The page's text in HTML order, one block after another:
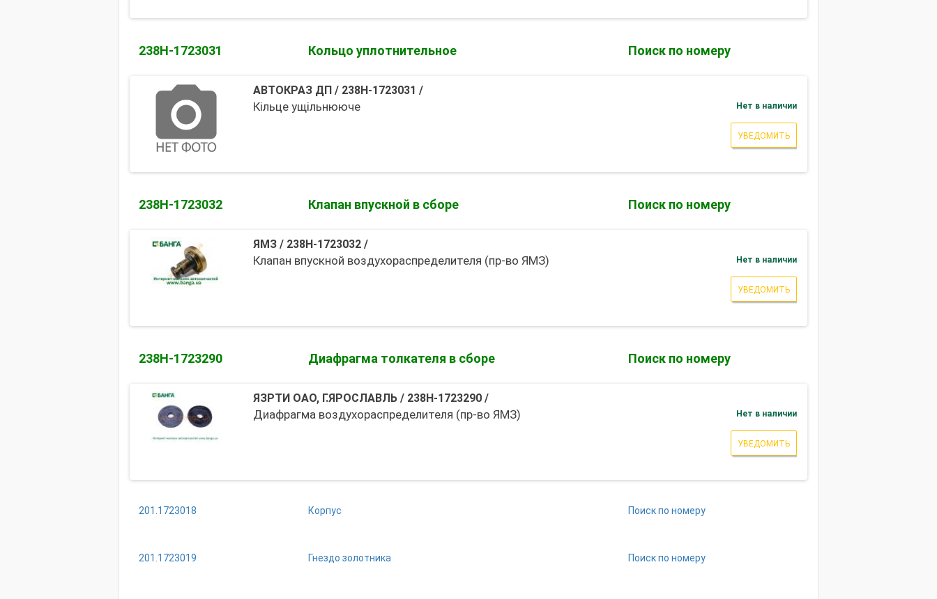
238Н-1723031 Кольцо уплотнительное Поиск по номеру
АВТОКРАЗ ДП/ 238Н-1723031 /
Кільце ущільнююче Нет в наличии
УВЕДОМИТЬ
238Н-1723032 Клапан впускной в сборе Поиск по номеру
ЯМЗ/ 238Н-1723032/
Клапан впускной воздухораспределителя (пр-во ЯМЗ) Нет в наличии
УВЕДОМИТЬ
238Н-1723290 Диафрагма толкателя в сборе Поиск по номеру
ЯЗРТИ ОАО, Г.ЯРОСЛАВЛЬ/ 238Н-1723290/
Диафрагма воздухораспределителя (пр-во ЯМЗ) Нет в наличии
УВЕДОМИТЬ
201.1723018 Корпус Поиск по номеру
201.1723019 Гнездо золотника Поиск по номеру